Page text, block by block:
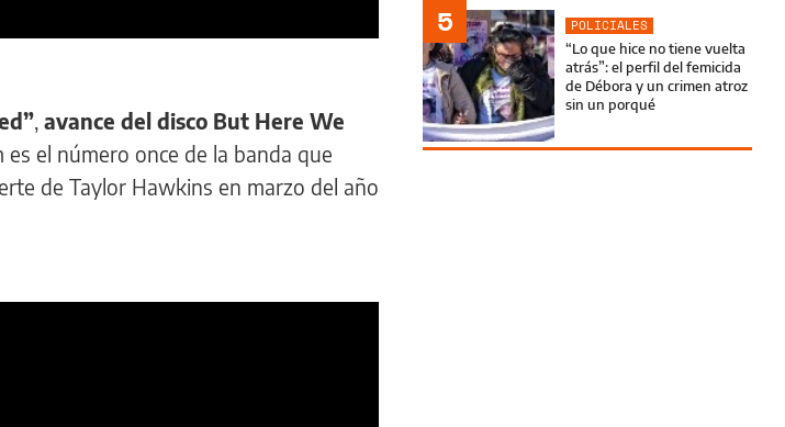
avance del disco But Here We
es el número once de la banda que
de Taylor Hawkins en marzo del año
5
POLICIALES
“Lo que hice no tiene vuelta
atrás”: el perfil del femicida
de Débora y un crimen atroz
sin un porqué